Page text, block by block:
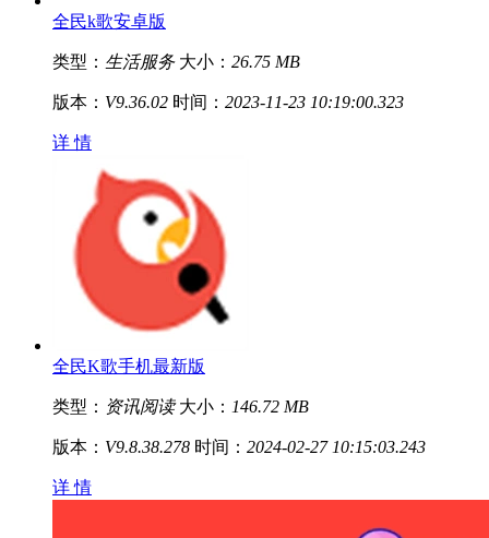
全民k歌安卓版
类型： 生活服务 大小： 26.75 MB
版本： V9.36.02 时间： 2023-11-23 10:19:00.323
详 情
全民K歌手机最新版
类型： 资讯阅读 大小： 146.72 MB
版本： V9.8.38.278 时间： 2024-02-27 10:15:03.243
详 情